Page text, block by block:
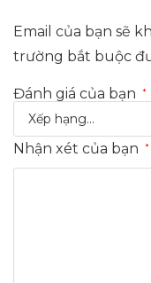
Email của bạn sẽ
trường bắt buộc
Đánh giá của bạn *
Nhận xét của bạn *